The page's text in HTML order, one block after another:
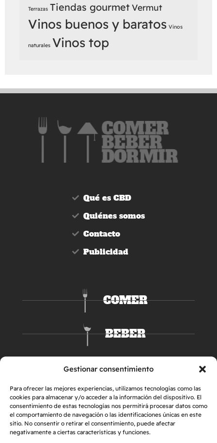
Gestionar consentimiento
Para ofrecer las mejores experiencias, utilizamos tecnologías como las
cookies para almacenar y/o acceder a la información del dispositivo. El
consentimiento de estas tecnologías nos permitirá procesar datos como
el comportamiento de navegación o las identificaciones únicas en este
sitio. No consentir o retirar el consentimiento, puede afectar
negativamente a ciertas características y funciones.
Terrazas Tiendas gourmetVermut
Vinos buenos y baratos Vinos
naturales Vinos top
Qué es CBD
Quiénes somos
Contacto
Publicidad
COMER
BEBER
DORMIR